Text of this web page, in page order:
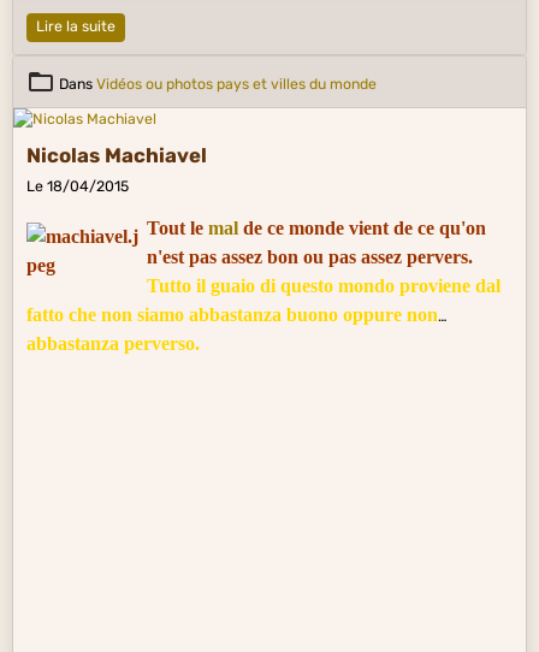
Lire la suite
Dans Vidéos ou photos pays et villes du monde
Nicolas Machiavel
Le 18/04/2015
Tout lemalde ce monde vient de ce qu'on
n'est pas assez bon ou pas assez pervers.
Tutto il guaio di questo mondo proviene dal
fatto che non siamo abbastanza buono oppure non
abbastanza perverso.